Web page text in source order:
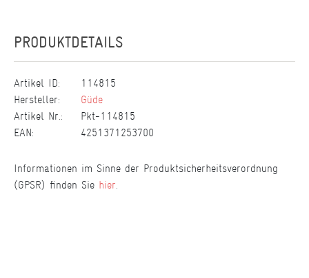
PRODUKTDETAILS
Artikel ID:
114815
Hersteller:
Güde
Artikel Nr.:
Pkt-114815
EAN:
4251371253700
Informationen im Sinne der Produktsicherheitsverordnung
(GPSR) finden Sie hier.